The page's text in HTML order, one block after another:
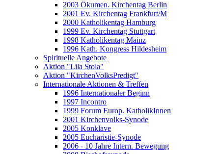
2003 Ökumen. Kirchentag Berlin
2001 Ev. Kirchentag Frankfurt/M
2000 Katholikentag Hamburg
1999 Ev. Kirchentag Stuttgart
1998 Katholikentag Mainz
1996 Kath. Kongress Hildesheim
Spirituelle Angebote
Aktion "Lila Stola"
Aktion "KirchenVolksPredigt"
Internationale Aktionen & Treffen
1996 Internationaler Beginn
1997 Incontro
1999 Forum Europ. KatholikInnen
2001 Kirchenvolks-Synode
2005 Konklave
2005 Eucharistie-Synode
2006 - 10 Jahre Intern. Bewegung